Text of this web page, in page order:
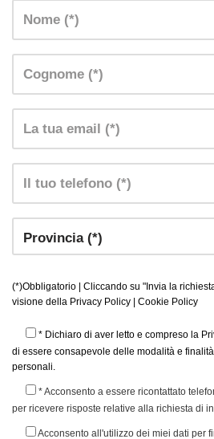
(*)Obbligatorio | Cliccando su "Invia la
visione della Privacy Policy | Cookie Policy
* Dichiaro di aver letto e compreso la
di essere consapevole delle modalità e
personali.
* Acconsento a essere ricontattato
per ricevere risposte relative alla richiesta di
Acconsento all'utilizzo dei miei dati per